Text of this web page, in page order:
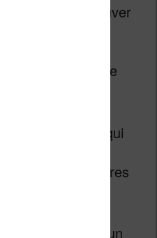
ajuster pour trouver
mieux. Vous
complètement
naturelle, comme
compacte, ce qui
sans
plus de 2 heures
le noir, il y a un